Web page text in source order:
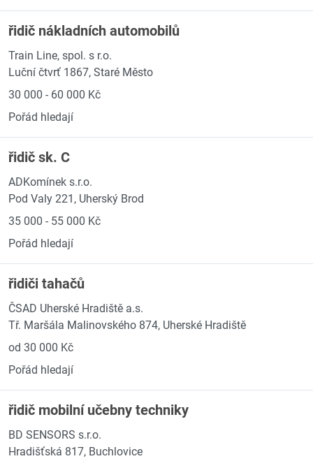
řidič nákladních automobilů
Train Line, spol. s r.o.
Luční čtvrť 1867, Staré Město
30 000 - 60 000 Kč
Pořád hledají
řidič sk. C
ADKomínek s.r.o.
Pod Valy 221, Uherský Brod
35 000 - 55 000 Kč
Pořád hledají
řidiči tahačů
ČSAD Uherské Hradiště a.s.
Tř. Maršála Malinovského 874, Uherské Hradiště
od 30 000 Kč
Pořád hledají
řidič mobilní učebny techniky
BD SENSORS s.r.o.
Hradišťská 817, Buchlovice